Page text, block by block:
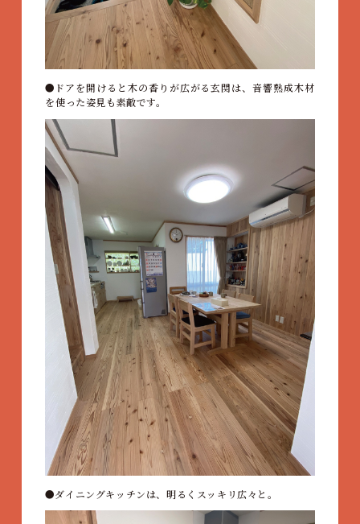
ドアを開けると木の香りが広がる玄関は、音響熟成木材
を使った姿見も素敵です。
ダイニングキッチンは、明るくスッキリ広々と。